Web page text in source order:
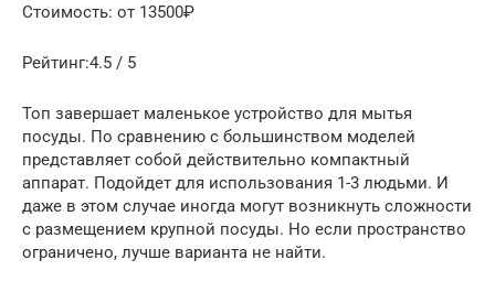
Стоимость: от 13500₽
Рейтинг:4.5 / 5
Топ завершает маленькое устройство для мытья
посуды. По сравнению с большинством моделей
представляет собой действительно компактный
аппарат. Подойдет для использования 1-3 людьми. И
даже в этом случае иногда могут возникнуть сложности
с размещением крупной посуды. Но если пространство
ограничено, лучше варианта не найти.